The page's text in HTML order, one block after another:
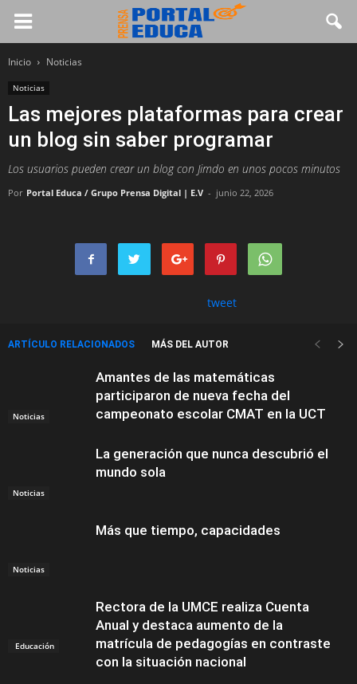
Inicio Noticias
Noticias
Las mejores plataformas para crear
un blog sin saber programar
Los usuarios pueden crear un blog con Jimdo en unos pocos minutos
Por Portal Educa / Grupo Prensa Digital | E.V - junio 22, 2026
tweet
ARTÍCULO RELACIONADOS MÁS DEL AUTOR
Noticias
Amantes de las matemáticas
participaron de nueva fecha del
campeonato escolar CMAT en la UCT
Noticias
La generación que nunca descubrió el
mundo sola
Noticias
Más que tiempo, capacidades
Educación
Rectora de la UMCE realiza Cuenta
Anual y destaca aumento de la
matrícula de pedagogías en contraste
con la situación nacional